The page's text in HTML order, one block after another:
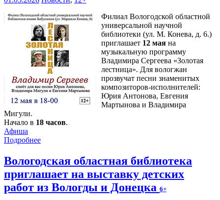
Филиал Вологодской областной
универсальной научной
библиотеки (ул. М. Конева, д. 6.)
приглашает 12 мая на
музыкальную программу
Владимира Сергеева «Золотая
лестница». Для вологжан
прозвучат песни знаменитых
композиторов-исполнителей:
Юрия Антонова, Евгения
Мартынова и Владимира
Мигули.
Начало в 18 часов.
Афиша
Подробнее
Вологодская областная библиотека
приглашает на выставку детских
работ из Вологды и Донецка 6+